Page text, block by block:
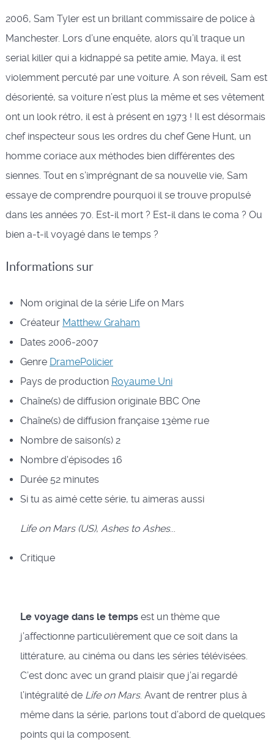
2006, Sam Tyler est un brillant commissaire de police à
Manchester. Lors d’une enquête, alors qu’il traque un
serial killer qui a kidnappé sa petite amie, Maya, il est
violemment percuté par une voiture. A son réveil, Sam est
désorienté, sa voiture n’est plus la même et ses vêtement
ont un look rétro, il est à présent en 1973 ! Il est désormais
chef inspecteur sous les ordres du chef Gene Hunt, un
homme coriace aux méthodes bien différentes des
siennes. Tout en s’imprégnant de sa nouvelle vie, Sam
essaye de comprendre pourquoi il se trouve propulsé
dans les années 70. Est-il mort ? Est-il dans le coma ? Ou
bien a-t-il voyagé dans le temps ?
Informations sur
Nom original de la série Life on Mars
Créateur Matthew Graham
Dates 2006-2007
Genre DramePolicier
Pays de production Royaume Uni
Chaîne(s) de diffusion originale BBC One
Chaîne(s) de diffusion française 13ème rue
Nombre de saison(s) 2
Nombre d'épisodes 16
Durée 52 minutes
Si tu as aimé cette série, tu aimeras aussi
Life on Mars (US), Ashes to Ashes...
Critique
Le voyage dans le tempsest un thème que
j’affectionne particulièrement que ce soit dans la
littérature, au cinéma ou dans les séries télévisées.
C’est donc avec un grand plaisir que j’ai regardé
l’intégralité de Life on Mars. Avant de rentrer plus à
même dans la série, parlons tout d’abord de quelques
points qui la composent.